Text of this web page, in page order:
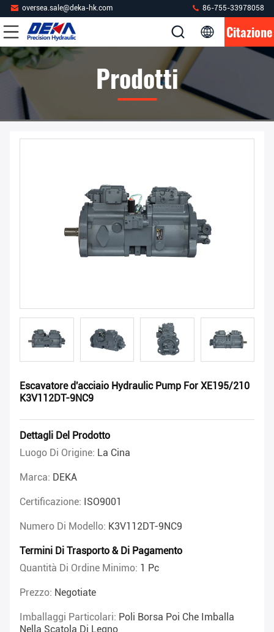
oversea.sale@deka-hk.com 86-755-33978058
Citazione
Prodotti
Escavatore d'acciaio Hydraulic Pump For XE195/210
K3V112DT-9NC9
Dettagli Del Prodotto
Luogo Di Origine: La Cina
Marca: DEKA
Certificazione: ISO9001
Numero Di Modello: K3V112DT-9NC9
Termini Di Trasporto & Di Pagamento
Quantità Di Ordine Minimo: 1 Pc
Prezzo: Negotiate
Imballaggi Particolari: Poli Borsa Poi Che Imballa
Nella Scatola Di Legno